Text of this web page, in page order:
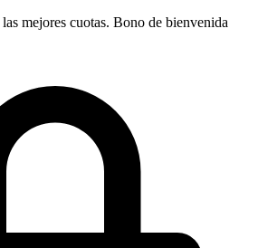
mejores cuotas. Bono de bienvenida